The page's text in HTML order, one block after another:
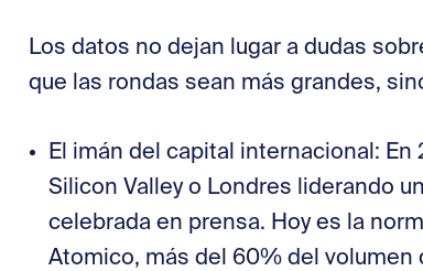
Los datos no dejan lugar a dudas
que las rondas sean más grandes,
El imán del capital internacional: En
Silicon Valley o Londres liderando
celebrada en prensa. Hoy es la
Atomico, más del 60% del volumen